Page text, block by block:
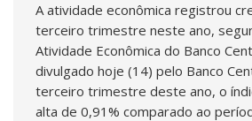
A atividade econômica registrou
terceiro trimestre neste ano,
Atividade Econômica do Banco
divulgado hoje (14) pelo Banco
terceiro trimestre deste ano, o
alta de 0,91% comparado ao